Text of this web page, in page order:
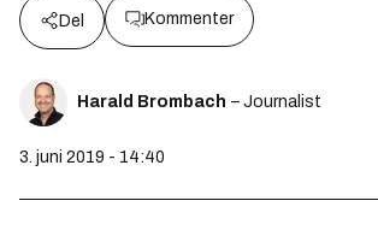
Del Kommenter
Harald Brombach – Journalist
3. juni 2019 - 14:40